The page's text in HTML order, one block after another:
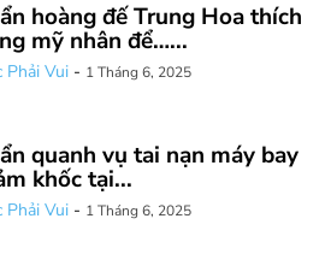
hoàng đế Trung Hoa thích
mỹ nhân để…...
Phải Vui - 1 Tháng 6, 2025
quanh vụ tai nạn máy bay
khốc tại...
Phải Vui - 1 Tháng 6, 2025